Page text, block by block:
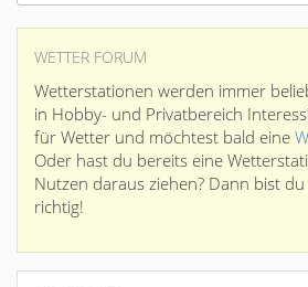
WETTER FORUM
Wetterstationen werden immer
in Hobby- und Privatbereich
für Wetter und möchtest bald eine
Oder hast du bereits eine
Nutzen daraus ziehen? Dann bist
richtig!